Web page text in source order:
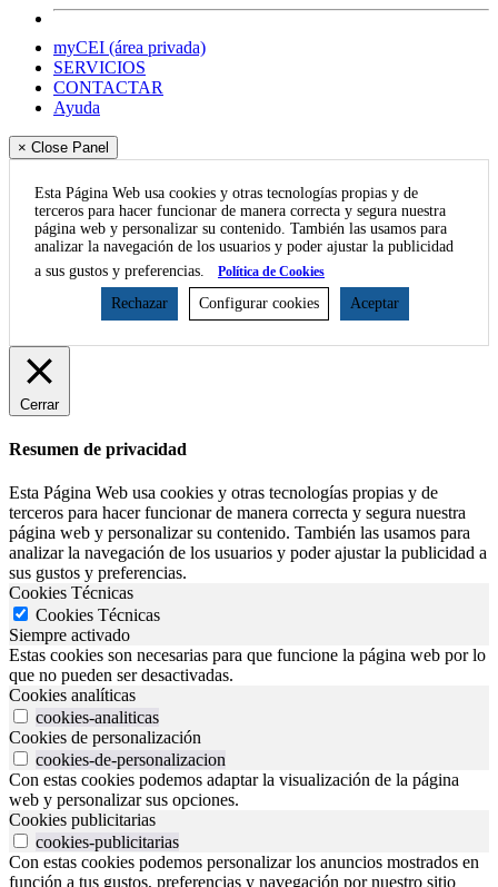
myCEI (área privada)
SERVICIOS
CONTACTAR
Ayuda
× Close Panel
Esta Página Web usa cookies y otras tecnologías propias y de
terceros para hacer funcionar de manera correcta y segura nuestra
página web y personalizar su contenido. También las usamos para
analizar la navegación de los usuarios y poder ajustar la publicidad
a sus gustos y preferencias.
Política de Cookies
Rechazar Configurar cookies Aceptar
Cerrar
Resumen de privacidad
Esta Página Web usa cookies y otras tecnologías propias y de
terceros para hacer funcionar de manera correcta y segura nuestra
página web y personalizar su contenido. También las usamos para
analizar la navegación de los usuarios y poder ajustar la publicidad a
sus gustos y preferencias.
Cookies Técnicas
Cookies Técnicas
Siempre activado
Estas cookies son necesarias para que funcione la página web por lo
que no pueden ser desactivadas.
Cookies analíticas
cookies-analiticas
Cookies de personalización
cookies-de-personalizacion
Con estas cookies podemos adaptar la visualización de la página
web y personalizar sus opciones.
Cookies publicitarias
cookies-publicitarias
Con estas cookies podemos personalizar los anuncios mostrados en
función a tus gustos, preferencias y navegación por nuestro sitio